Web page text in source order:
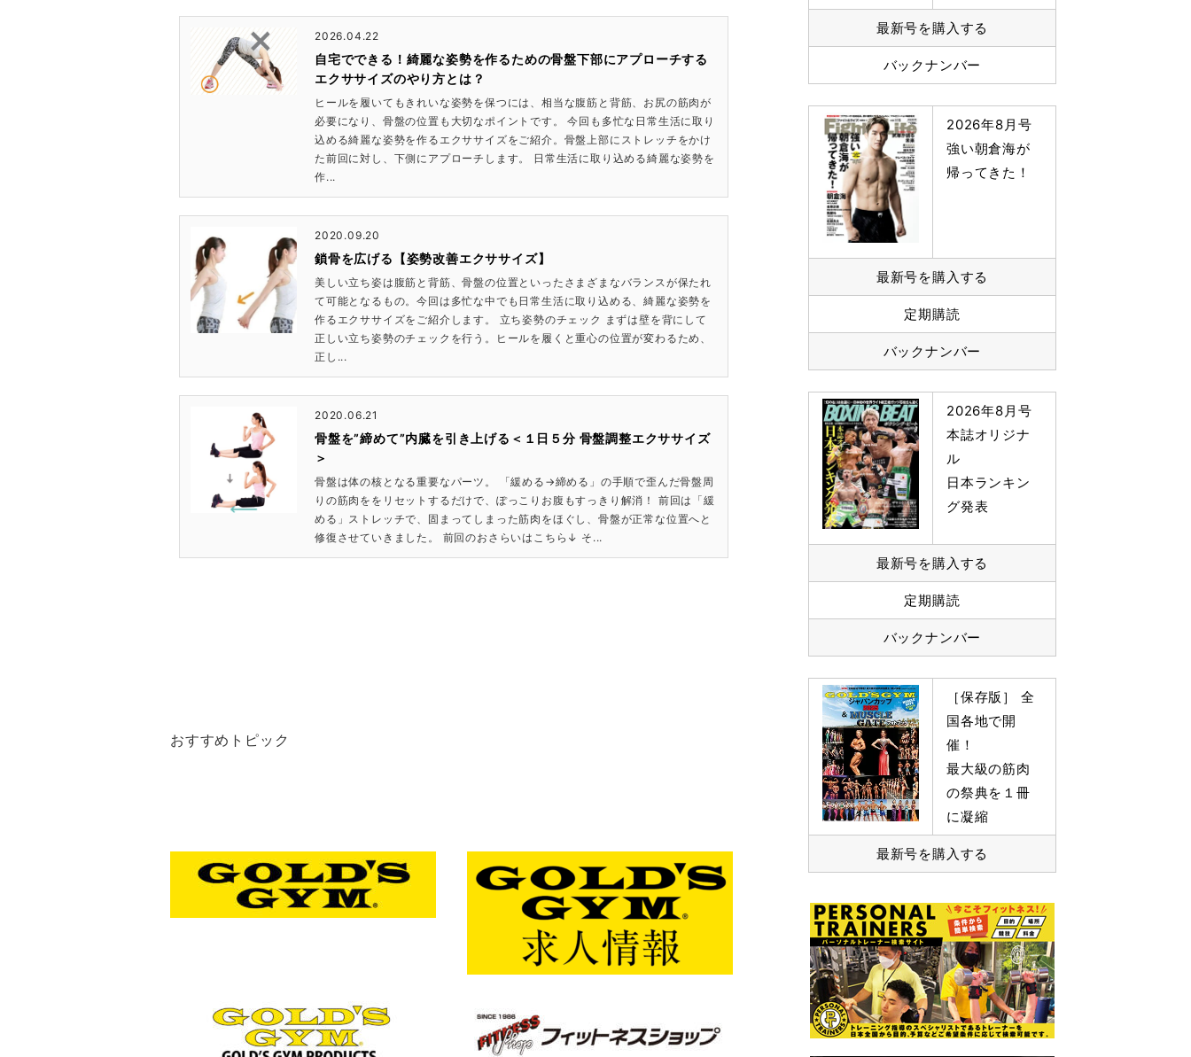
2026.04.22
自宅でできる！綺麗な姿勢を作るための骨盤下部にアプローチする
エクササイズのやり方とは？
ヒールを履いてもきれいな姿勢を保つには、相当な腹筋と背筋、お尻の筋肉が
必要になり、骨盤の位置も大切なポイントです。 今回も多忙な日常生活に取り
込める綺麗な姿勢を作るエクササイズをご紹介。骨盤上部にストレッチをかけ
た前回に対し、下側にアプローチします。 日常生活に取り込める綺麗な姿勢を
作...
2020.09.20
鎖骨を広げる【姿勢改善エクササイズ】
美しい立ち姿は腹筋と背筋、骨盤の位置といったさまざまなバランスが保たれ
て可能となるもの。今回は多忙な中でも日常生活に取り込める、綺麗な姿勢を
作るエクササイズをご紹介します。 立ち姿勢のチェック まずは壁を背にして
正しい立ち姿勢のチェックを行う。ヒールを履くと重心の位置が変わるため、
正し...
2020.06.21
骨盤を”締めて”内臓を引き上げる＜１日５分 骨盤調整エクササイズ
＞
骨盤は体の核となる重要なパーツ。 「緩める→締める」の手順で歪んだ骨盤周
りの筋肉ををリセットするだけで、ぽっこりお腹もすっきり解消！ 前回は「緩
める」ストレッチで、固まってしまった筋肉をほぐし、骨盤が正常な位置へと
修復させていきました。 前回のおさらいはこちら↓ そ...
おすすめトピック
最新号を購入する
バックナンバー
2026年8月号
強い朝倉海が
帰ってきた！
最新号を購入する
定期購読
バックナンバー
2026年8月号
本誌オリジナ
ル
日本ランキン
グ発表
最新号を購入する
定期購読
バックナンバー
［保存版］ 全
国各地で開
催！
最大級の筋肉
の祭典を１冊
に凝縮
最新号を購入する